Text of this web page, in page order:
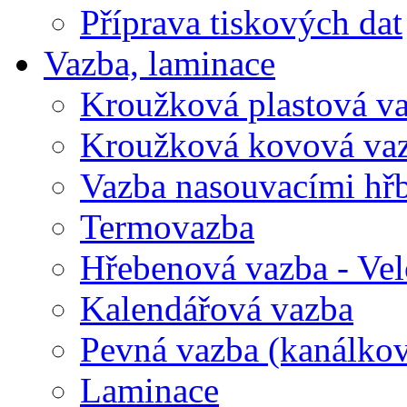
Příprava tiskových dat
Vazba, laminace
Kroužková plastová
Kroužková kovová
Vazba nasouvacími
Termovazba
Hřebenová vazba -
Kalendářová vazba
Pevná vazba
Laminace